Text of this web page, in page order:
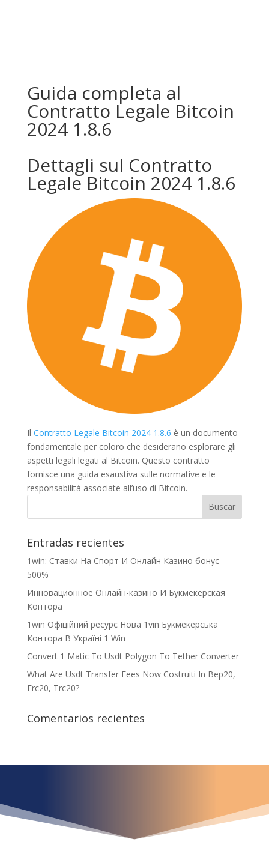
Guida completa al
Contratto Legale Bitcoin
2024 1.8.6
Dettagli sul Contratto
Legale Bitcoin 2024 1.8.6
Il Contratto Legale Bitcoin 2024 1.8.6 è un documento
fondamentale per coloro che desiderano esplorare gli
aspetti legali legati al Bitcoin. Questo contratto
fornisce una guida esaustiva sulle normative e le
responsabilità associate all’uso di Bitcoin.
Entradas recientes
1win: Ставки На Cпорт И Онлайн Казино бонус
500%
Инновационное Онлайн-казино И Букмекерская
Контора
1win Офіційний ресурс Нова 1vin Букмекерська
Контора В Україні 1 Win
Convert 1 Matic To Usdt Polygon To Tether Converter
What Are Usdt Transfer Fees Now Costruiti In Bep20,
Erc20, Trc20?
Comentarios recientes